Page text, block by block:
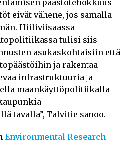
päästötehokkuus
eivät vähene, jos samalla
Hiiliviisaassa
tulisi siis
asukaskohtaisiin että
ja rakentaa
infrastruktuuria ja
maankäyttöpolitiikalla
tavalla”, Talvitie sanoo.
Environmental Research